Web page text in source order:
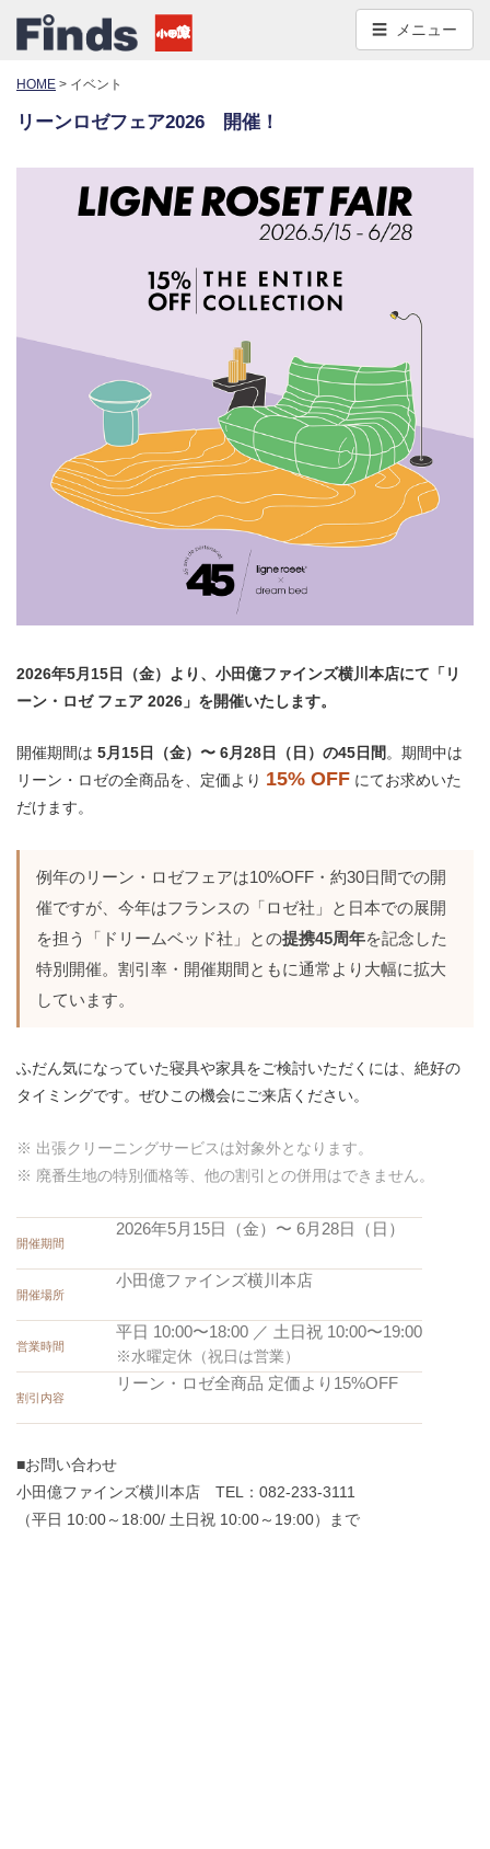
メニュー
動
HOME > イベント
リーンロゼフェア2026 開催！
2026年5月15日（金）より、小田億ファインズ横川本店にて「リ
ーン・ロゼ フェア 2026」を開催いたします。
開催期間は 5月15日（金）〜 6月28日（日）の45日間。期間中は
リーン・ロゼの全商品を、定価より 15% OFF にてお求めいた
だけます。
例年のリーン・ロゼフェアは10%OFF・約30日間での開
催ですが、今年はフランスの「ロゼ社」と日本での展開
を担う「ドリームベッド社」との提携45周年を記念した
特別開催。割引率・開催期間ともに通常より大幅に拡大
しています。
ふだん気になっていた寝具や家具をご検討いただくには、絶好の
タイミングです。ぜひこの機会にご来店ください。
※ 出張クリーニングサービスは対象外となります。
※ 廃番生地の特別価格等、他の割引との併用はできません。
開催期間
2026年5月15日（金）〜 6月28日（日）
開催場所
小田億ファインズ横川本店
営業時間
平日 10:00〜18:00 ／ 土日祝 10:00〜19:00
※水曜定休（祝日は営業）
割引内容
リーン・ロゼ全商品 定価より15%OFF
■お問い合わせ
小田億ファインズ横川本店 TEL：082-233-3111
（平日 10:00～18:00/ 土日祝 10:00～19:00）まで